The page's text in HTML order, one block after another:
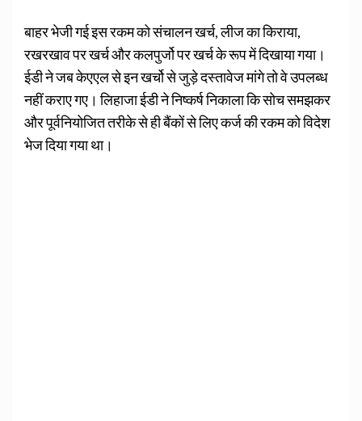
बाहर भेजी गई इस रकम को संचालन खर्च, लीज का किराया,
रखरखाव पर खर्च और कलपुर्जो पर खर्च के रूप में दिखाया गया।
ईडी ने जब केएएल से इन खर्चो से जुड़े दस्तावेज मांगे तो वे उपलब्ध
नहीं कराए गए। लिहाजा ईडी ने निष्कर्ष निकाला कि सोच समझकर
और पूर्वनियोजित तरीके से ही बैंकों से लिए कर्ज की रकम को विदेश
भेज दिया गया था।